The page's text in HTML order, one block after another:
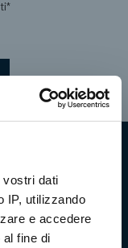
dati
IP, utilizzando
e accedere
fine di
*